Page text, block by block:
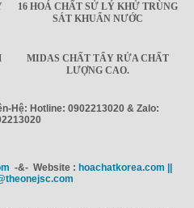
16 HOÁ CHẤT SỬ LÝ KHỬ TRÙNG
SÁT KHUẨN NƯỚC
MIDAS CHẤT TẨY RỬA CHẤT
LƯỢNG CAO.
Hệ: Hotline: 0902213020 & Zalo:
-&- Website : hoachatkorea.com ||